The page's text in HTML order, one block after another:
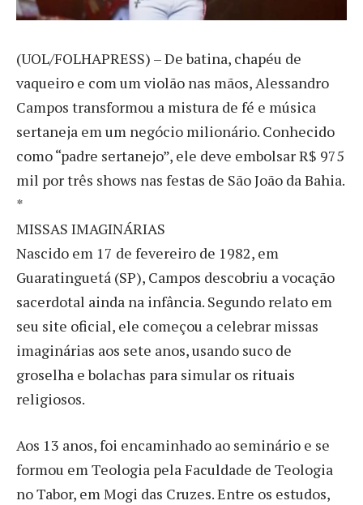
(UOL/FOLHAPRESS) – De batina, chapéu de
vaqueiro e com um violão nas mãos, Alessandro
Campos transformou a mistura de fé e música
sertaneja em um negócio milionário. Conhecido
como “padre sertanejo”, ele deve embolsar R$ 975
mil por três shows nas festas de São João da Bahia.
*
MISSAS IMAGINÁRIAS
Nascido em 17 de fevereiro de 1982, em
Guaratinguetá (SP), Campos descobriu a vocação
sacerdotal ainda na infância. Segundo relato em
seu site oficial, ele começou a celebrar missas
imaginárias aos sete anos, usando suco de
groselha e bolachas para simular os rituais
religiosos.
Aos 13 anos, foi encaminhado ao seminário e se
formou em Teologia pela Faculdade de Teologia
no Tabor, em Mogi das Cruzes. Entre os estudos,